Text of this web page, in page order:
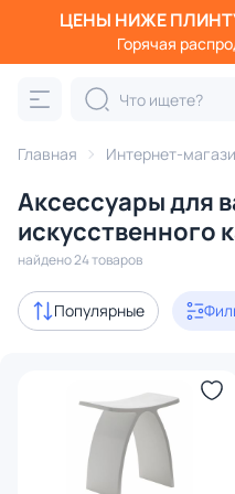
ЦЕНЫ НИЖЕ
Горячая
Главная Интернет-
Аксессуары для
искусственного
найдено 24 товаров
Популярные
Категория: Аксессуары
для раковины для
В наличии 11
Доставка